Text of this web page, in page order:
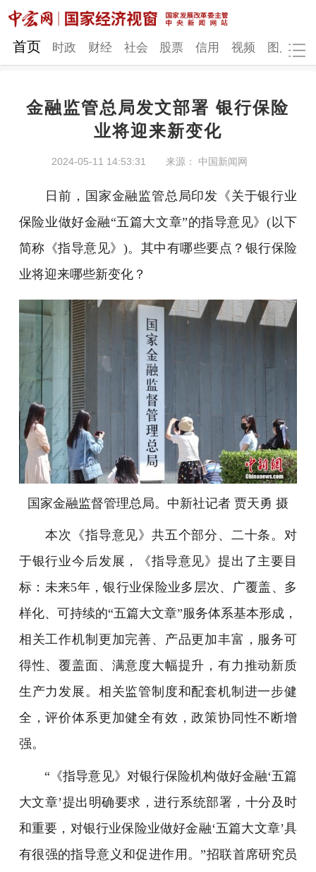
网站地图
财经 社会
图片
地方发展
首页 时政 财经 社会 股票 信用 视频 图片
金融监管总局发文部署 银行保险
业将迎来新变化
2024-05-11 14:53:31 来源： 中国新闻网
日前，国家金融监管总局印发《关于银行业
保险业做好金融“五篇大文章”的指导意见》(以下
简称《指导意见》)。其中有哪些要点？银行保险
业将迎来哪些新变化？
国家金融监督管理总局。中新社记者 贾天勇 摄
本次《指导意见》共五个部分、二十条。对
于银行业今后发展，《指导意见》提出了主要目
标：未来5年，银行业保险业多层次、广覆盖、多
样化、可持续的“五篇大文章”服务体系基本形成，
相关工作机制更加完善、产品更加丰富，服务可
得性、覆盖面、满意度大幅提升，有力推动新质
生产力发展。相关监管制度和配套机制进一步健
全，评价体系更加健全有效，政策协同性不断增
强。
“《指导意见》对银行保险机构做好金融‘五篇
大文章’提出明确要求，进行系统部署，十分及时
和重要，对银行业保险业做好金融‘五篇大文章’具
有很强的指导意义和促进作用。”招联首席研究员